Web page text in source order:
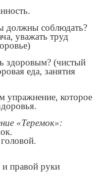
должны соблюдать?
уважать труд
здоровым? (чистый
еда, занятия
упражнение, которое
«Теремок»:
теремок.
правой руки